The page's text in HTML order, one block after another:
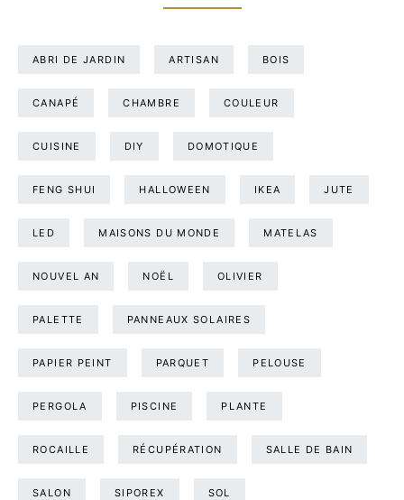
ABRI DE JARDIN ARTISAN BOIS
CANAPÉ CHAMBRE COULEUR
CUISINE DIY DOMOTIQUE
FENG SHUI HALLOWEEN IKEA JUTE
LED MAISONS DU MONDE MATELAS
NOUVEL AN NOËL OLIVIER
PALETTE PANNEAUX SOLAIRES
PAPIER PEINT PARQUET PELOUSE
PERGOLA PISCINE PLANTE
ROCAILLE RÉCUPÉRATION SALLE DE BAIN
SALON SIPOREX SOL